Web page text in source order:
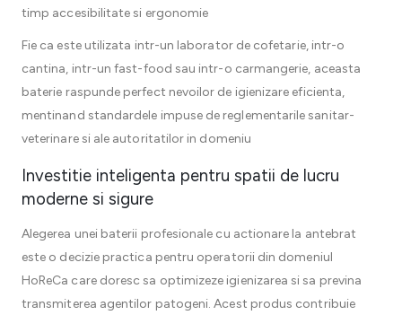
timp accesibilitate si ergonomie
Fie ca este utilizata intr-un laborator de cofetarie, intr-o
cantina, intr-un fast-food sau intr-o carmangerie, aceasta
baterie raspunde perfect nevoilor de igienizare eficienta,
mentinand standardele impuse de reglementarile sanitar-
veterinare si ale autoritatilor in domeniu
Investitie inteligenta pentru spatii de lucru
moderne si sigure
Alegerea unei baterii profesionale cu actionare la antebrat
este o decizie practica pentru operatorii din domeniul
HoReCa care doresc sa optimizeze igienizarea si sa previna
transmiterea agentilor patogeni. Acest produs contribuie